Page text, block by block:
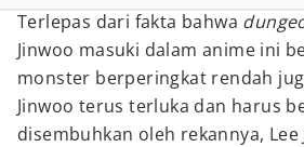
Terlepas dari fakta bahwa
Jinwoo masuki dalam anime ini
monster berperingkat rendah
Jinwoo terus terluka dan harus
disembuhkan oleh rekannya, Lee